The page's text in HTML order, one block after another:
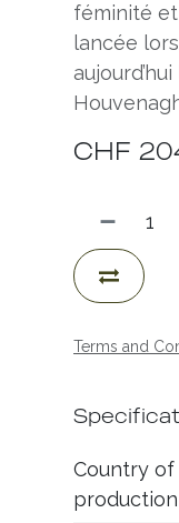
féminité
lancée
CHF
Terms and
Country of
production